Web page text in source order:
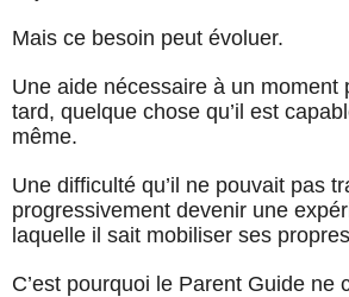
Mais ce besoin peut évoluer.
Une aide nécessaire à un moment
tard, quelque chose qu’il est
même.
Une difficulté qu’il ne pouvait pas
progressivement devenir une
laquelle il sait mobiliser ses
C’est pourquoi le Parent Guide ne